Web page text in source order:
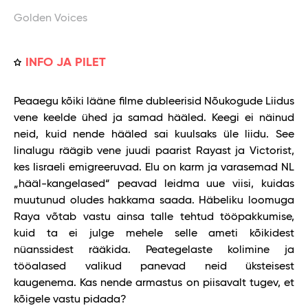
Golden Voices
INFO JA PILET
Peaaegu kõiki lääne filme dubleerisid Nõukogude Liidus
vene keelde ühed ja samad hääled. Keegi ei näinud
neid, kuid nende hääled sai kuulsaks üle liidu. See
linalugu räägib vene juudi paarist Rayast ja Victorist,
kes Iisraeli emigreeruvad. Elu on karm ja varasemad NL
„hääl-kangelased“ peavad leidma uue viisi, kuidas
muutunud oludes hakkama saada. Häbeliku loomuga
Raya võtab vastu ainsa talle tehtud tööpakkumise,
kuid ta ei julge mehele selle ameti kõikidest
nüanssidest rääkida. Peategelaste kolimine ja
tööalased valikud panevad neid üksteisest
kaugenema. Kas nende armastus on piisavalt tugev, et
kõigele vastu pidada?